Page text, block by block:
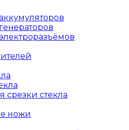
срезки стекла
ножи